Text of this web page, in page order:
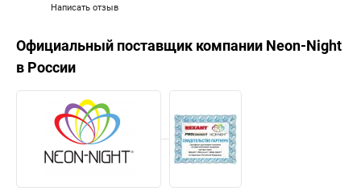
Написать отзыв
Официальный поставщик компании Neon-Night
в России